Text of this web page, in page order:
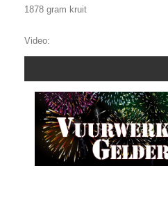
1878 gram kruit
Video: